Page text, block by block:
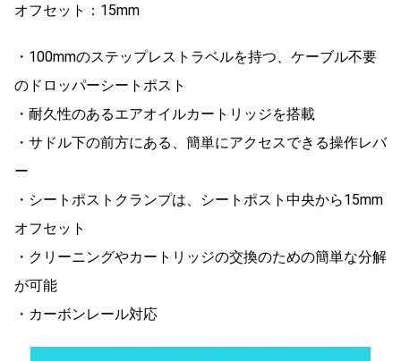
オフセット：15mm
・100mmのステップレストラベルを持つ、ケーブル不要
のドロッパーシートポスト
・耐久性のあるエアオイルカートリッジを搭載
・サドル下の前方にある、簡単にアクセスできる操作レバ
ー
・シートポストクランプは、シートポスト中央から15mm
オフセット
・クリーニングやカートリッジの交換のための簡単な分解
が可能
・カーボンレール対応